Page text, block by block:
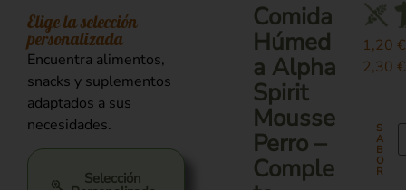
Elige la selección
personalizada
Encuentra alimentos,
snacks y suplementos
adaptados a sus
necesidades.
Selección
Comida
Húmed
a Alpha
Spirit
Mousse
Perro –
Comple
1,20€
2,30€
S
A
B
O
R